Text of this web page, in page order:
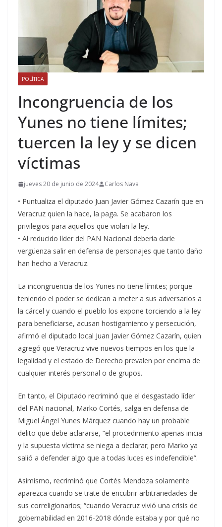
POLÍTICA
Incongruencia de los
Yunes no tiene límites;
tuercen la ley y se dicen
víctimas
jueves 20 de junio de 2024 Carlos Nava
• Puntualiza el diputado Juan Javier Gómez Cazarín que en
Veracruz quien la hace, la paga. Se acabaron los
privilegios para aquellos que violan la ley.
• Al reducido líder del PAN Nacional debería darle
vergüenza salir en defensa de personajes que tanto daño
han hecho a Veracruz.
La incongruencia de los Yunes no tiene límites; porque
teniendo el poder se dedican a meter a sus adversarios a
la cárcel y cuando el pueblo los expone torciendo a la ley
para beneficiarse, acusan hostigamiento y persecución,
afirmó el diputado local Juan Javier Gómez Cazarín, quien
agregó que Veracruz vive nuevos tiempos en los que la
legalidad y el estado de Derecho prevalen por encima de
cualquier interés personal o de grupos.
En tanto, el Diputado recriminó que el desgastado líder
del PAN nacional, Marko Cortés, salga en defensa de
Miguel Ángel Yunes Márquez cuando hay un probable
delito que debe aclararse, “el procedimiento apenas inicia
y la supuesta víctima se niega a declarar; pero Marko ya
salió a defender algo que a todas luces es indefendible”.
Asimismo, recriminó que Cortés Mendoza solamente
aparezca cuando se trate de encubrir arbitrariedades de
sus correligionarios; “cuando Veracruz vivió una crisis de
gobernabilidad en 2016-2018 dónde estaba y por qué no